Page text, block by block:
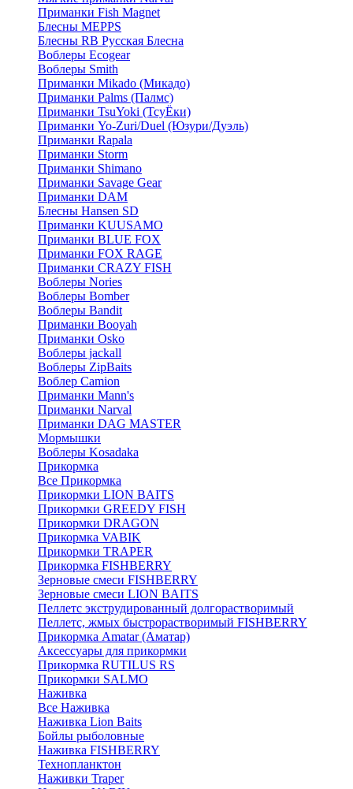
Приманки Fish Magnet
Блесны MEPPS
Блесны RB Русская Блесна
Воблеры Ecogear
Воблеры Smith
Приманки Mikado (Микадо)
Приманки Palms (Палмс)
Приманки TsuYoki (ТсуЁки)
Приманки Yo-Zuri/Duel (Юзури/Дуэль)
Приманки Rapala
Приманки Storm
Приманки Shimano
Приманки Savage Gear
Приманки DAM
Блесны Hansen SD
Приманки KUUSAMO
Приманки BLUE FOX
Приманки FOX RAGE
Приманки CRAZY FISH
Воблеры Nories
Воблеры Bomber
Воблеры Bandit
Приманки Booyah
Приманки Osko
Воблеры jackall
Воблеры ZipBaits
Воблер Camion
Приманки Mann's
Приманки Narval
Приманки DAG MASTER
Мормышки
Воблеры Kosadaka
Прикормка
Все Прикормка
Прикормки LION BAITS
Прикормки GREEDY FISH
Прикормки DRAGON
Прикормка VABIK
Прикормки TRAPER
Прикормка FISHBERRY
Зерновые смеси FISHBERRY
Зерновые смеси LION BAITS
Пеллетс экструдированный долгорастворимый
Пеллетс, жмых быстрорастворимый FISHBERRY
Прикормка Amatar (Аматар)
Аксессуары для прикормки
Прикормка RUTILUS RS
Прикормки SALMO
Наживка
Все Наживка
Наживка Lion Baits
Бойлы рыболовные
Наживка FISHBERRY
Технопланктон
Наживки Traper